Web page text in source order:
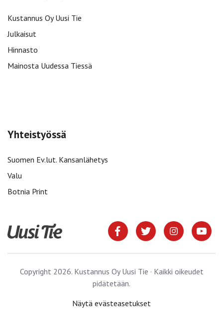
Kustannus Oy Uusi Tie
Julkaisut
Hinnasto
Mainosta Uudessa Tiessä
Yhteistyössä
Suomen Ev.lut. Kansanlähetys
Valu
Botnia Print
Copyright 2026. Kustannus Oy Uusi Tie · Kaikki oikeudet
pidätetään.
Näytä evästeasetukset